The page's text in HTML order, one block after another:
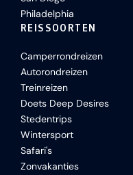
Philadelphia
REISSOORTEN
Camperrondreizen
Autorondreizen
Treinreizen
Doets Deep Desires
Stedentrips
Wintersport
Safari's
Zonvakanties